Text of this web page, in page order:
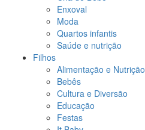
Enxoval
Moda
Quartos infantis
Saúde e nutrição
Filhos
Alimentação e Nutrição
Bebês
Cultura e Diversão
Educação
Festas